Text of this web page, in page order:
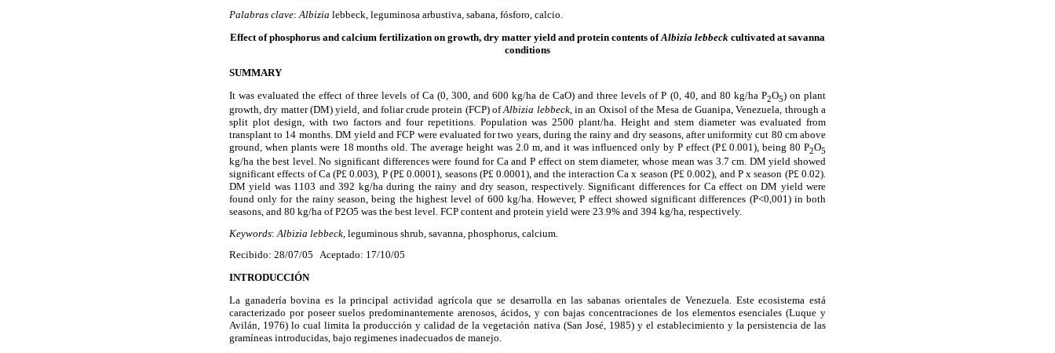
Palabras clave:Albizia lebbeck, leguminosa arbustiva, sabana, fósforo, calcio.
Effect of phosphorus and calcium fertilization on growth, dry matter yield and protein contents ofAlbizia lebbeck cultivated at savanna
conditions
SUMMARY
It was evaluated the effect of three levels of Ca (0, 300, and 600 kg/ha de CaO) and three levels of P (0, 40, and 80 kg/ha P2O5) on plant
growth, dry matter (DM) yield, and foliar crude protein (FCP) ofAlbizia lebbeck, in an Oxisol of the Mesa de Guanipa, Venezuela, through a
split plot design, with two factors and four repetitions. Population was 2500 plant/ha. Height and stem diameter was evaluated from
transplant to 14 months. DM yield and FCP were evaluated for two years, during the rainy and dry seasons, after uniformity cut 80 cm above
ground, when plants were 18 months old. The average height was 2.0 m, and it was influenced only by P effect (P£ 0.001), being 80 P2O5
kg/ha the best level. No significant differences were found for Ca and P effect on stem diameter, whose mean was 3.7 cm. DM yield showed
significant effects of Ca (P£ 0.003), P (P£ 0.0001), seasons (P£ 0.0001), and the interaction Ca x season (P£ 0.002), and P x season (P£ 0.02).
DM yield was 1103 and 392 kg/ha during the rainy and dry season, respectively. Significant differences for Ca effect on DM yield were
found only for the rainy season, being the highest level of 600 kg/ha. However, P effect showed significant differences (P<0,001) in both
seasons, and 80 kg/ha of P2O5 was the best level. FCP content and protein yield were 23.9% and 394 kg/ha, respectively.
Keywords: Albizia lebbeck leguminous shrub, savanna, phosphorus, calcium.
Recibido: 28/07/05 Aceptado: 17/10/05
INTRODUCCIÓN
La ganadería bovina es la principal actividad agrícola que se desarrolla en las sabanas orientales de Venezuela. Este ecosistema está
caracterizado por poseer suelos predominantemente arenosos, ácidos, y con bajas concentraciones de los elementos esenciales (Luque y
Avilán, 1976) lo cual limita la producción y calidad de la vegetación nativa (San José, 1985) y el establecimiento y la persistencia de las
gramíneas introducidas, bajo regimenes inadecuados de manejo.